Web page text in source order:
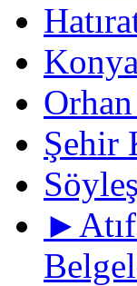
Şehir
►Atıf